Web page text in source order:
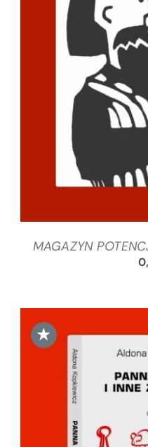
MAGAZYN
★